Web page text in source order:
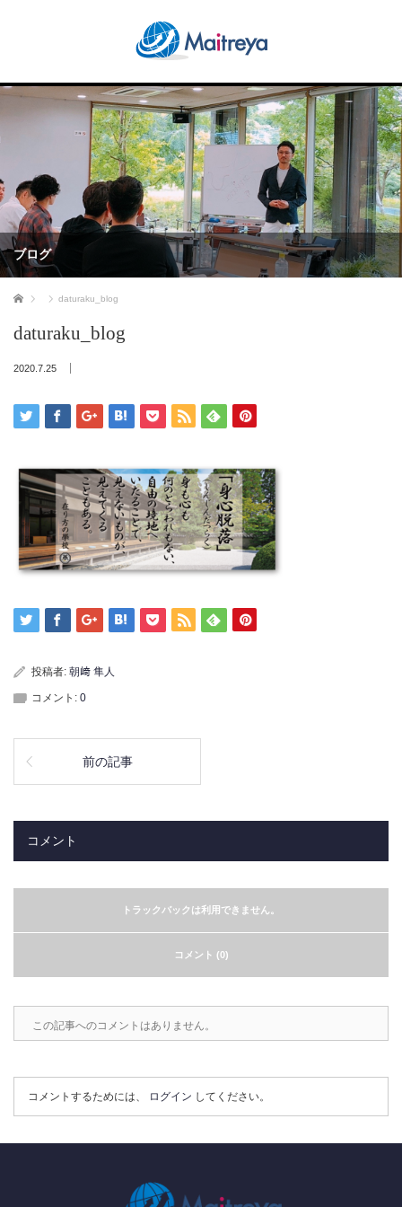
ブログ
ホーム daturaku_blog
daturaku_blog
2020.7.25
投稿者: 朝﨑 隼人
コメント: 0
前の記事
コメント
トラックバックは利用できません。
コメント (0)
この記事へのコメントはありません。
コメントするためには、 ログイン してください。